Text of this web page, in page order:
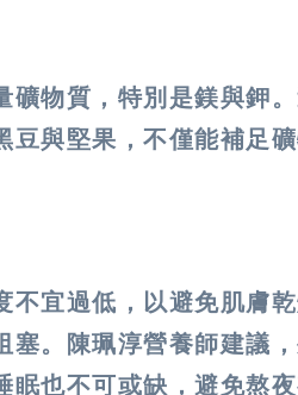
物質，特別是鎂與鉀
豆與堅果，不僅能補足
不宜過低，以避免肌膚
。陳珮淳營養師建議
也不可或缺，避免熬